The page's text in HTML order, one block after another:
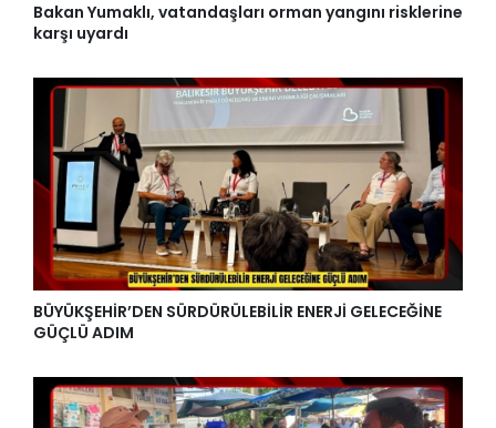
Bakan Yumaklı, vatandaşları orman yangını risklerine
karşı uyardı
BÜYÜKŞEHİR’DEN SÜRDÜRÜLEBİLİR ENERJİ GELECEĞİNE
GÜÇLÜ ADIM